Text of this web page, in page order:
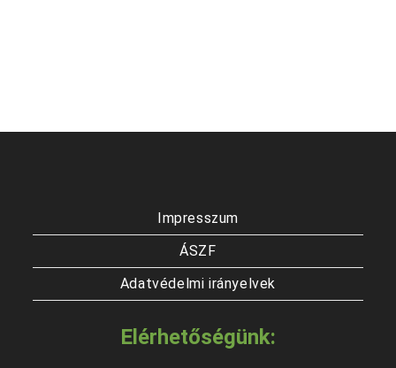
Impresszum
ÁSZF
Adatvédelmi irányelvek
Elérhetőségünk: